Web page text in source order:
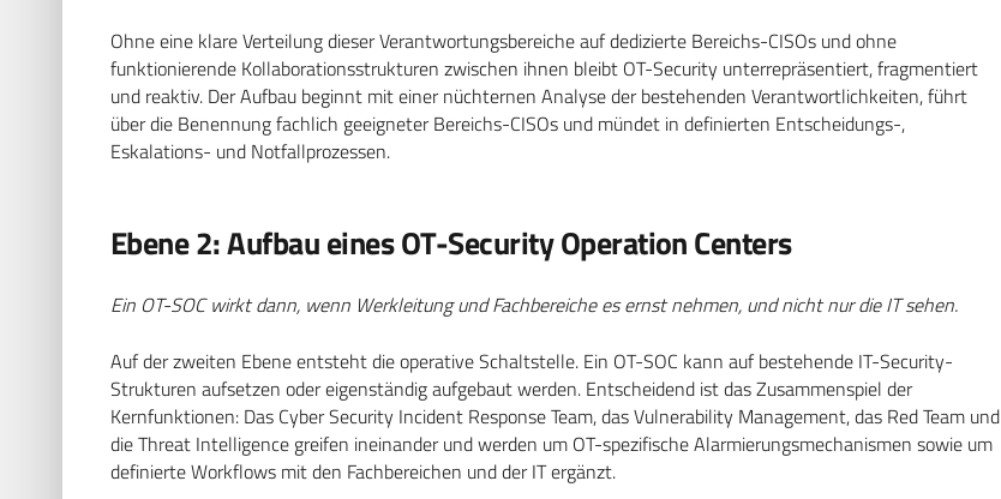
Ohne eine klare Verteilung dieser Verantwortungsbereiche auf dedizierte Bereichs-CISOs und ohne
funktionierende Kollaborationsstrukturen zwischen ihnen bleibt OT-Security unterrepräsentiert, fragmentiert
und reaktiv. Der Aufbau beginnt mit einer nüchternen Analyse der bestehenden Verantwortlichkeiten, führt
über die Benennung fachlich geeigneter Bereichs-CISOs und mündet in definierten Entscheidungs-,
Eskalations- und Notfallprozessen.
Ebene 2: Aufbau eines OT-Security Operation Centers
Ein OT-SOC wirkt dann, wenn Werkleitung und Fachbereiche es ernst nehmen, und nicht nur die IT sehen.
Auf der zweiten Ebene entsteht die operative Schaltstelle. Ein OT-SOC kann auf bestehende IT-Security-
Strukturen aufsetzen oder eigenständig aufgebaut werden. Entscheidend ist das Zusammenspiel der
Kernfunktionen: Das Cyber Security Incident Response Team, das Vulnerability Management, das Red Team und
die Threat Intelligence greifen ineinander und werden um OT-spezifische Alarmierungsmechanismen sowie um
definierte Workflows mit den Fachbereichen und der IT ergänzt.